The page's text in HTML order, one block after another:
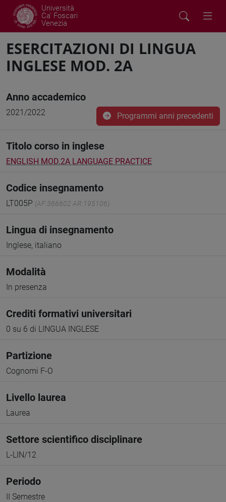
Università
Ca' Foscari
Venezia
ESERCITAZIONI DI LINGUA
INGLESE MOD. 2A
Anno accademico
2021/2022 Programmi anni precedenti
Titolo corso in inglese
ENGLISH MOD.2A LANGUAGE PRACTICE
Codice insegnamento
LT005P (AF:366602 AR:195106)
Lingua di insegnamento
Inglese, italiano
Modalità
In presenza
Crediti formativi universitari
0 su 6 di LINGUA INGLESE
Partizione
Cognomi F-O
Livello laurea
Laurea
Settore scientifico disciplinare
L-LIN/12
Periodo
II Semestre